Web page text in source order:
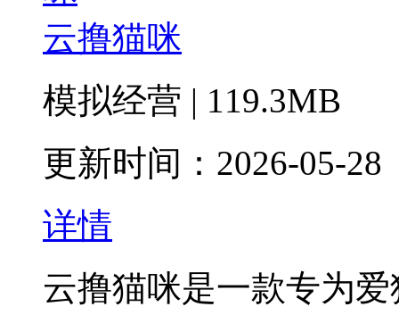
云撸猫咪
模拟经营 | 119.3MB
更新时间：2026-05-28
详情
云撸猫咪是一款专为